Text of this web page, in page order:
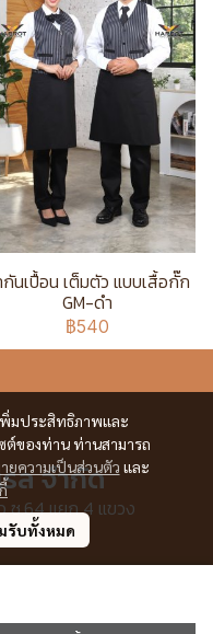
นเปื้อน เต็มตัว แบบเสื้อกั๊ก
GM-ดำ
฿540
พิ่มประสิทธิภาพและ
ต์ของท่าน ท่านสามารถ
ยความเป็นส่วนตัว และ
รับทั้งหมด
ล จำกัด
ซ.64 แยก 4 แขวง
10310